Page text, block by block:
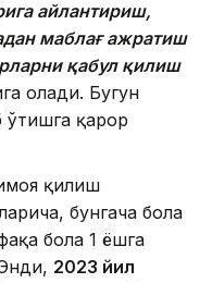
айлантириш,
маблағ ажратиш
қабул қилиш
олади. Бугун
ўтишга қарор
қилиш
бунгача бола
бола 1 ёшга
2023 йил